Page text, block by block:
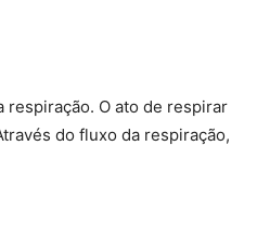
O ato de respirar
do fluxo da respiração,